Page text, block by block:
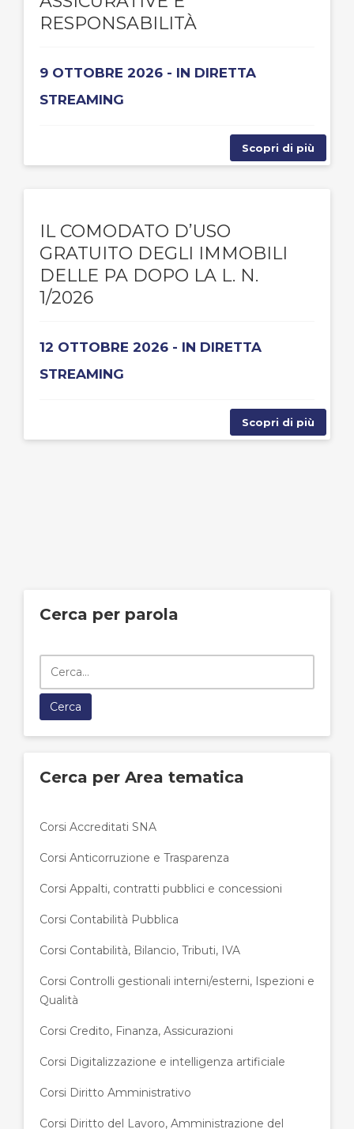
RESPONSABILITÀ
9 OTTOBRE 2026 - IN DIRETTA
STREAMING
Scopri di più
IL COMODATO D’USO
GRATUITO DEGLI IMMOBILI
DELLE PA DOPO LA L. N.
1/2026
12 OTTOBRE 2026 - IN DIRETTA
STREAMING
Scopri di più
Cerca per parola
Cerca per Area tematica
Corsi Accreditati SNA
Corsi Anticorruzione e Trasparenza
Corsi Appalti, contratti pubblici e concessioni
Corsi Contabilità Pubblica
Corsi Contabilità, Bilancio, Tributi, IVA
Corsi Controlli gestionali interni/esterni, Ispezioni e
Qualità
Corsi Credito, Finanza, Assicurazioni
Corsi Digitalizzazione e intelligenza artificiale
Corsi Diritto Amministrativo
Corsi Diritto del Lavoro, Amministrazione del